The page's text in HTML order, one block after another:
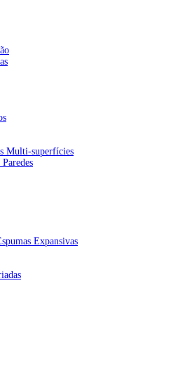
Multi-superfícies
Expansivas